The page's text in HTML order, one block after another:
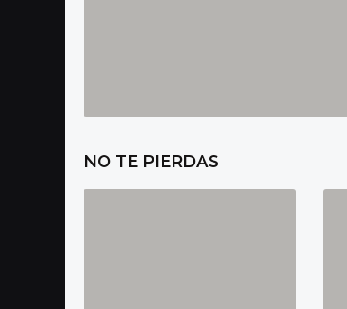
NO TE PIERDAS